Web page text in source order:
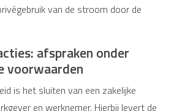
van de stroom door de
afspraken onder
voorwaarden
is het sluiten van een zakelijke
en werknemer. Hierbij levert de